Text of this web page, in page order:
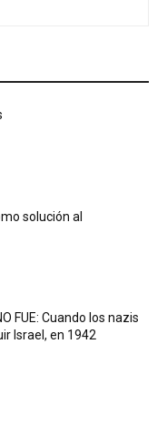
solución al
FUE: Cuando los nazis
Israel, en 1942